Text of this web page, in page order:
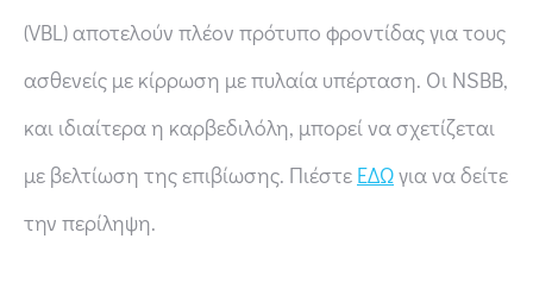
(VBL) αποτελούν πλέον πρότυπο φροντίδας για τους
ασθενείς με κίρρωση με πυλαία υπέρταση. Οι NSBB,
και ιδιαίτερα η καρβεδιλόλη, μπορεί να σχετίζεται
με βελτίωση της επιβίωσης. Πιέστε ΕΔΩγια να δείτε
την περίληψη.